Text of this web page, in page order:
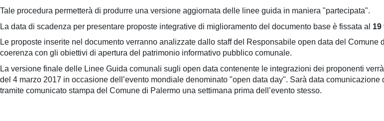
Open
Data
Tale procedura permetterà di produrre una versione aggiornata delle linee guida in maniera "partecipata".
La data di scadenza per presentare proposte integrative di miglioramento del documento base è fissata al 19
Le proposte inserite nel documento verranno analizzate dallo staff del Responsabile open data del Comune
coerenza con gli obiettivi di apertura del patrimonio informativo pubblico comunale.
La versione finale delle Linee Guida comunali sugli open data contenente le integrazioni dei proponenti
del 4 marzo 2017 in occasione dell’evento mondiale denominato "open data day". Sarà data comunicazione
tramite comunicato stampa del Comune di Palermo una settimana prima dell’evento stesso.